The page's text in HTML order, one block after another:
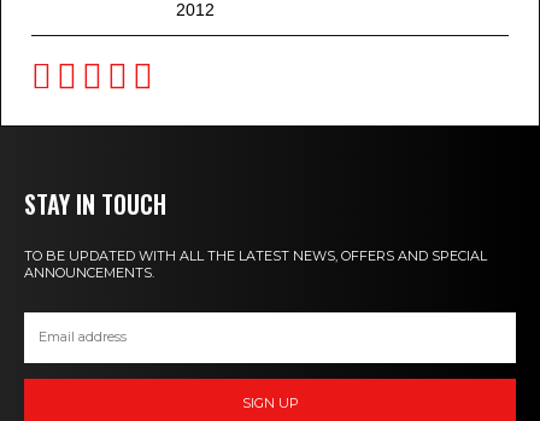
2012
STAY IN TOUCH
TO BE UPDATED WITH ALL THE LATEST NEWS, OFFERS AND SPECIAL
ANNOUNCEMENTS.
SIGN UP